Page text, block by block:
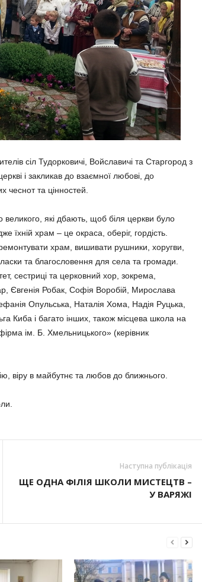
сіл Тудорковичі, Войславичі та Старгород з
і закликав до взаємної любові, до
чеснот та цінностей.
великого, які дбають, щоб біля церкви було
їхній храм – це окраса, оберіг, гордість.
храм, вишивати рушники, хоругви,
та благословення для села та громади.
сестриці та церковний хор, зокрема,
Євгенія Робак, Софія Воробій, Мирослава
Опульська, Наталія Хома, Надія Руцька,
Киба і багато інших, також місцева школа на
ім. Б. Хмельницького» (керівник
віру в майбутнє та любов до ближнього.
Наступна публікація
ЩЕ ОДНА ФІЛІЯ ШКОЛИ МИСТЕЦТВ –
У ВАРЯЖІ